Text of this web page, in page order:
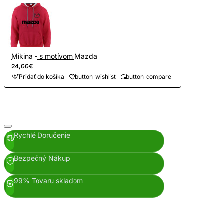
Mikina - s motívom Mazda
24,66€
Pridať do košíka button_wishlist button_compare
Rychlé Doručenie
Bezpečný Nákup
99% Tovaru skladom